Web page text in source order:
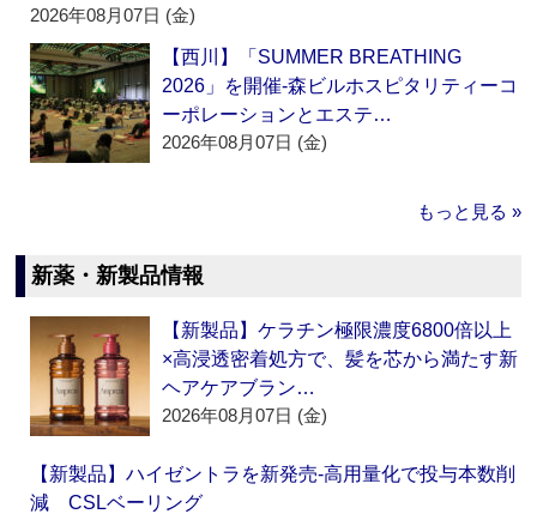
2026年08月07日 (金)
【西川】「SUMMER BREATHING
2026」を開催‐森ビルホスピタリティーコ
ーポレーションとエステ…
2026年08月07日 (金)
もっと見る »
新薬・新製品情報
【新製品】ケラチン極限濃度6800倍以上
×高浸透密着処方で、髪を芯から満たす新
ヘアケアブラン…
2026年08月07日 (金)
【新製品】ハイゼントラを新発売‐高用量化で投与本数削
減 CSLベーリング